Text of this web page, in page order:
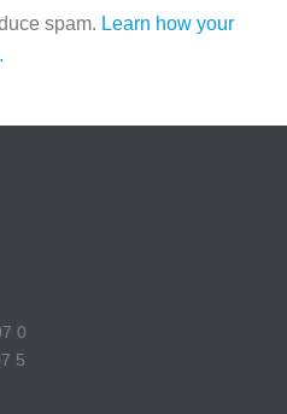
spam. Learn how your
0
5